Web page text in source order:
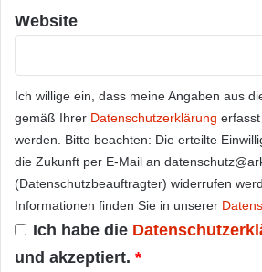
Website
Ich willige ein, dass meine Angaben aus
gemäß Ihrer Datenschutzerklärung
werden. Bitte beachten: Die erteilte
die Zukunft per E-Mail an
(Datenschutzbeauftragter) widerrufen
Informationen finden Sie in unserer
Ich habe die
und akzeptiert. *